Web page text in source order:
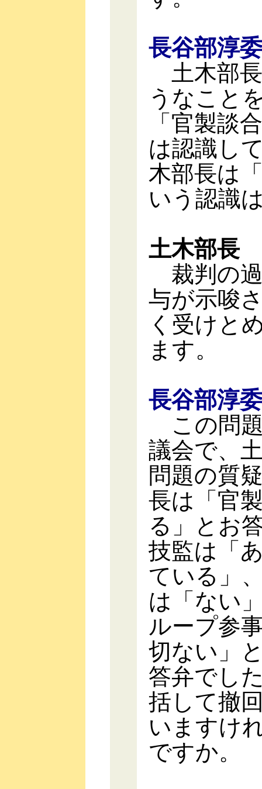
長谷部淳
土木部
うなこと
「官製談
は認識し
木部長は
いう認識
土木部長
裁判の
与が示唆
く受けと
ます。
長谷部淳
この問
議会で、
問題の質
長は「官
る」とお
技監は「
ている」
は「ない
ループ参
切ない」
答弁でし
括して撤
いますけ
ですか。